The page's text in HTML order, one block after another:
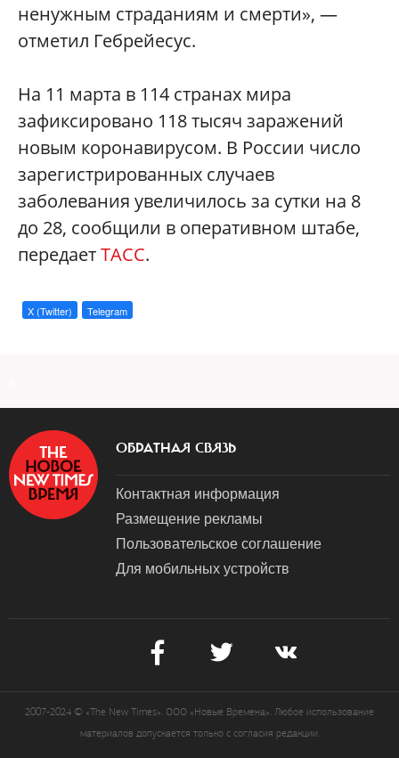
ненужным страданиям и смерти», —
отметил Гебрейесус.
На 11 марта в 114 странах мира
зафиксировано 118 тысяч заражений
новым коронавирусом. В России число
зарегистрированных случаев
заболевания увеличилось за сутки на 8
до 28, сообщили в оперативном штабе,
передаетТАСС.
X (Twitter) Telegram
ОБРАТНАЯ СВЯЗЬ
Контактная информация
Размещение рекламы
Пользовательское соглашение
Для мобильных устройств
2007-2024 © «The New Times». ООО «Новые Времена». Любое использование
материалов допускается только с согласия редакции.